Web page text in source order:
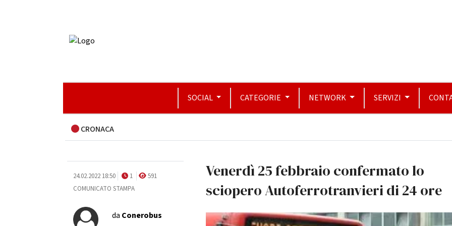
SOCIAL CATEGORIE NETWORK SERVIZI
CRONACA
24.02.2022 18:50 1
591
COMUNICATO STAMPA
da Conerobus
Venerdì 25 febbraio confermato lo
sciopero Autoferrotranvieri di 24 ore